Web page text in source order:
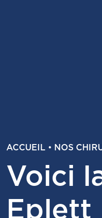
ACCUEIL • NOS
Voici
Eplett